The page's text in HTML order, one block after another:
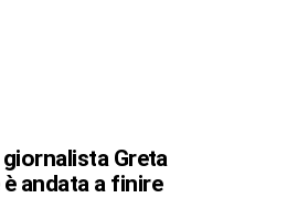
Greta
andata a finire